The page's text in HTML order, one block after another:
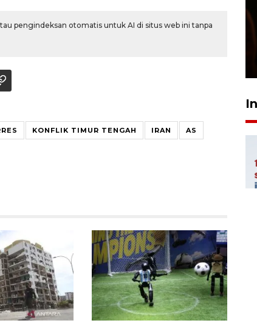
pengindeksan otomatis untuk AI di situs web ini tanpa
KONFLIK TIMUR TENGAH IRAN AS
SPPG di Gorontalo jaga
kandungan gizi paket MBG